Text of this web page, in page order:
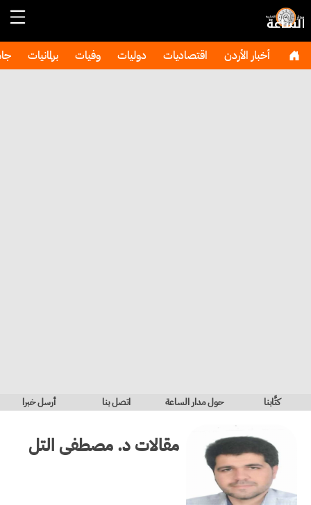
أخبار الأردن اقتصاديات دوليات وفيات برلمانيات
كتَّابنا حول مدار الساعة اتصل بنا أرسل خبرا
مقالاتد. مصطفى التل